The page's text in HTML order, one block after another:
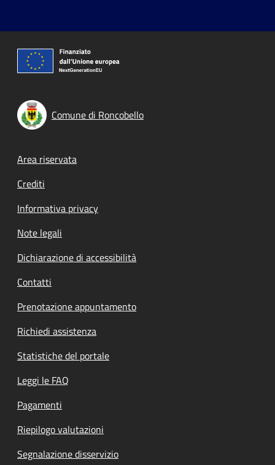
Comune di Roncobello
Footer menu
Area riservata
Crediti
Informativa privacy
Note legali
Dichiarazione di accessibilità
Contatti
Prenotazione appuntamento
Richiedi assistenza
Statistiche del portale
Leggi le FAQ
Pagamenti
Riepilogo valutazioni
Segnalazione disservizio